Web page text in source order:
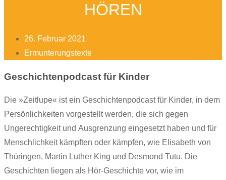
HÖREN
26. Februar 2021
Ermunterungstexte
Geschichtenpodcast für Kinder
Die »Zeitlupe« ist ein Geschichtenpodcast für Kinder, in dem
Persönlichkeiten vorgestellt werden, die sich gegen
Ungerechtigkeit und Ausgrenzung eingesetzt haben und für
Menschlichkeit kämpften oder kämpfen, wie Elisabeth von
Thüringen, Martin Luther King und Desmond Tutu. Die
Geschichten liegen als Hör-Geschichte vor, wie im